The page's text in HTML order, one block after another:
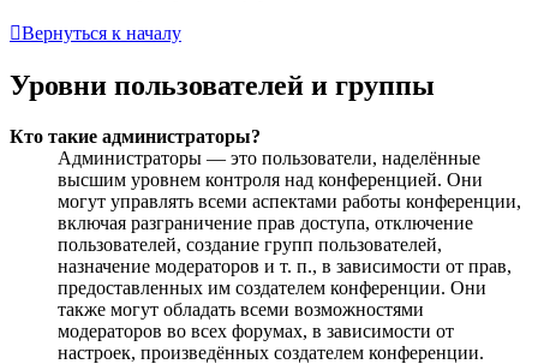
Вернуться к началу
Уровни пользователей и группы
Кто такие администраторы?
Администраторы — это пользователи, наделённые
высшим уровнем контроля над конференцией. Они
могут управлять всеми аспектами работы конференции,
включая разграничение прав доступа, отключение
пользователей, создание групп пользователей,
назначение модераторов и т. п., в зависимости от прав,
предоставленных им создателем конференции. Они
также могут обладать всеми возможностями
модераторов во всех форумах, в зависимости от
настроек, произведённых создателем конференции.